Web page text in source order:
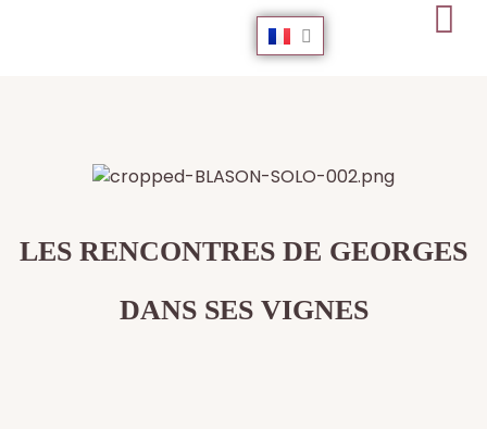
LES RENCONTRES DE GEORGES
DANS SES VIGNES